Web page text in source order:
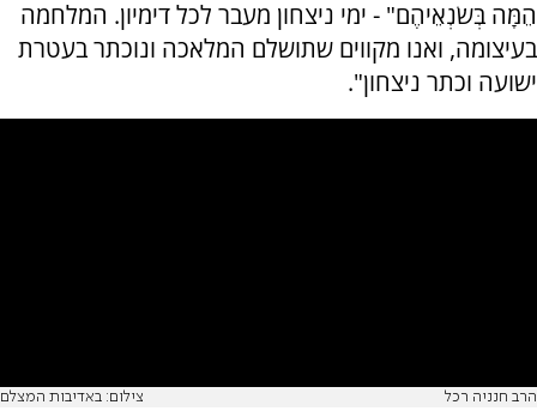
הֵמָּה בְּשֹׂנְאֵיהֶם" - ימי ניצחון מעבר לכל דימיון. המלחמה
בעיצומה, ואנו מקווים שתושלם המלאכה ונוכתר בעטרת
ישועה וכתר ניצחון".
הרב חנניה רכל צילום: באדיבות המצלם